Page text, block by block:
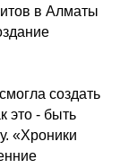
в Алматы
создать
это - быть
«Хроники